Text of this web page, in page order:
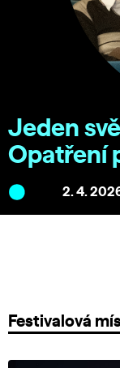
Jeden
Opatření
2. 4.
Festivalová